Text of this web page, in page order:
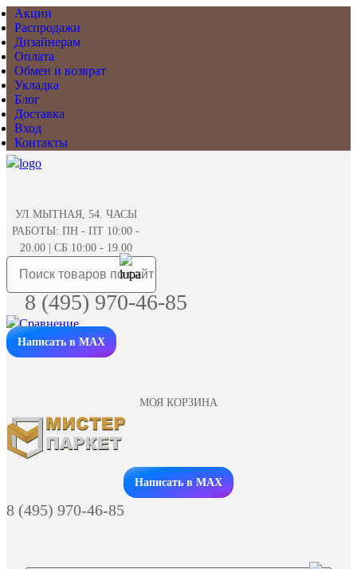
Акции
Распродажи
Дизайнерам
Оплата
Обмен и возврат
Укладка
Блог
Доставка
Вход
Контакты
УЛ.МЫТНАЯ, 54. ЧАСЫ
РАБОТЫ: ПН - ПТ 10:00 -
20.00 | СБ 10:00 - 19.00
8 (495) 970-46-85
Написать в MAX
МОЯ КОРЗИНА
Заказать звонок
Написать в MAX
8 (495) 970-46-85